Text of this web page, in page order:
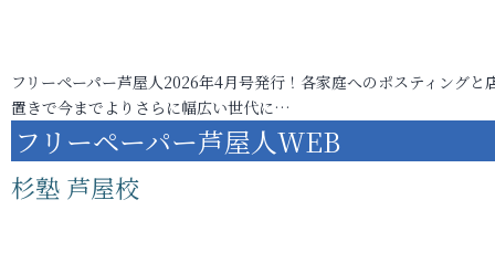
フリーペーパー芦屋人2026年4月号発行！各家庭へのポスティングと
置きで今までよりさらに幅広い世代に…
フリーペーパー芦屋人WEB
杉塾 芦屋校